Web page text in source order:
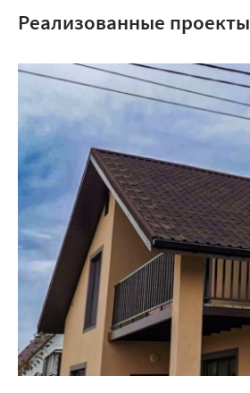
Реализованные проекты